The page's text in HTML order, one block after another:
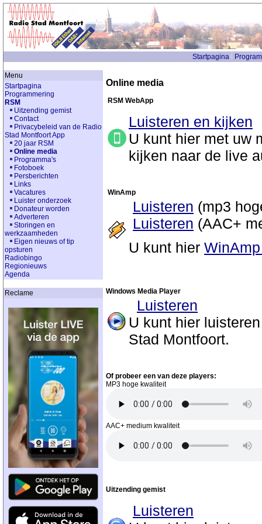
Startpagina
Menu
Startpagina
Programmering
RSM
Uitzending gemist
Contact
Privacybeleid van de Radio
Stad Montfoort App
20 jaar RSM
Online media
Programma's
Fotoboek
Persberichten
Links
Vacatures
Luister onderzoek
Donateur worden
Adverteren
Storingen en
werkzaamheden
Eigen nieuws of tip
opsturen
Radiobingo
Regionieuws
Agenda
Reclame
Online media
RSM WebApp
Luisteren en kijken
U kunt hier met uw
kijken naar de live
WinAmp
Luisteren (mp3
Luisteren (AAC+
U kunt hier
Windows Media Player
Luisteren
U kunt hier
Stad Montfoort.
Of probeer een van deze players:
MP3 hoge kwaliteit
AAC+ medium kwaliteit
Uitzending gemist
Luisteren